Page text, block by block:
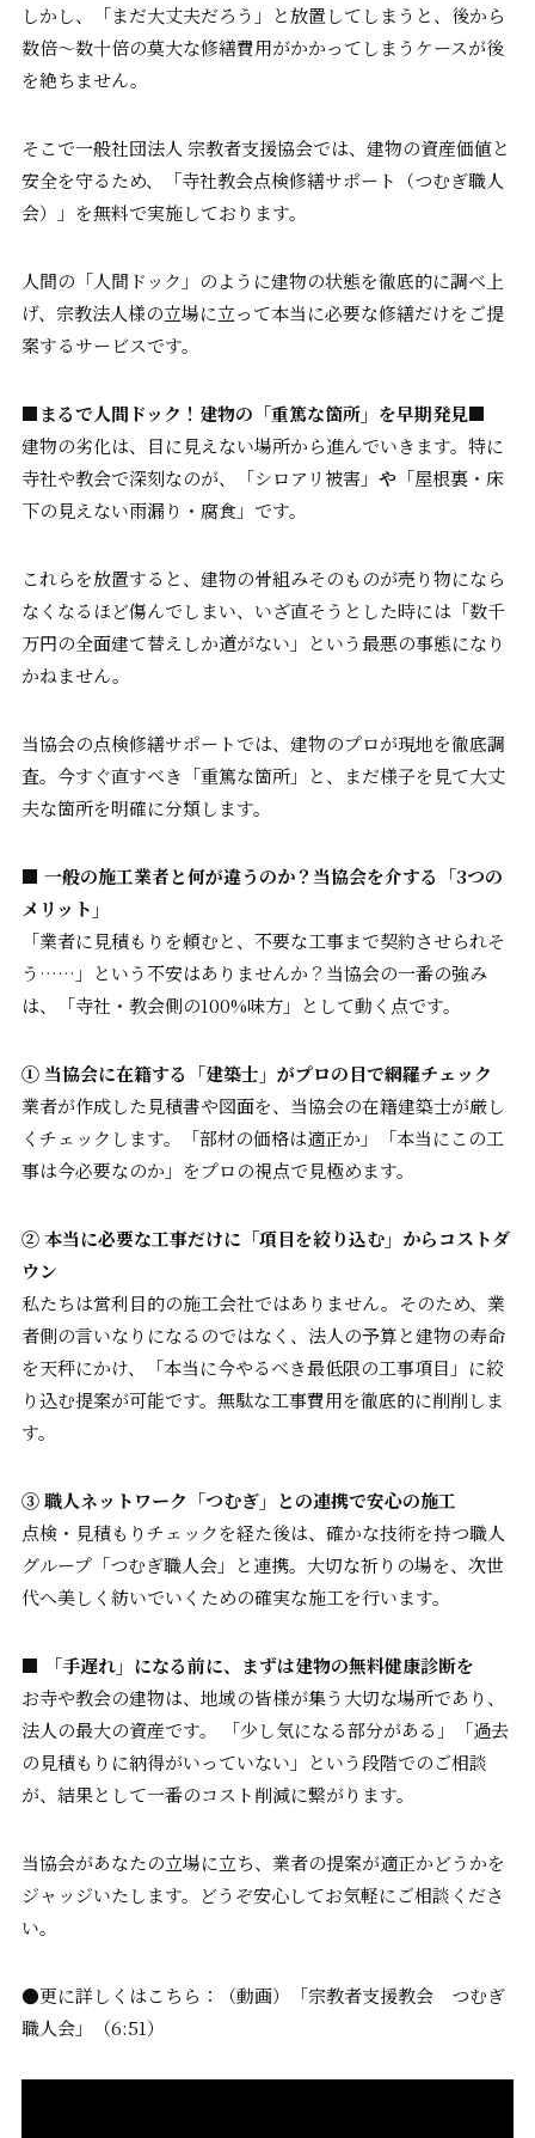
しかし、「まだ大丈夫だろう」と放置してしまうと、後から
数倍〜数十倍の莫大な修繕費用がかかってしまうケースが後
を絶ちません。
そこで一般社団法人 宗教者支援協会では、建物の資産価値と
安全を守るため、「寺社教会点検修繕サポート（つむぎ職人
会）」を無料で実施しております。
人間の「人間ドック」のように建物の状態を徹底的に調べ上
げ、宗教法人様の立場に立って本当に必要な修繕だけをご提
案するサービスです。
■まるで人間ドック！建物の「重篤な箇所」を早期発見■
建物の劣化は、目に見えない場所から進んでいきます。特に
寺社や教会で深刻なのが、「シロアリ被害」 や「屋根裏・床
下の見えない雨漏り・腐食」です。
これらを放置すると、建物の骨組みそのものが売り物になら
なくなるほど傷んでしまい、いざ直そうとした時には「数千
万円の全面建て替えしか道がない」という最悪の事態になり
かねません。
当協会の点検修繕サポートでは、建物のプロが現地を徹底調
査。今すぐ直すべき「重篤な箇所」と、まだ様子を見て大丈
夫な箇所を明確に分類します。
■ 一般の施工業者と何が違うのか？当協会を介する「3つの
メリット」
「業者に見積もりを頼むと、不要な工事まで契約させられそ
う……」という不安はありませんか？当協会の一番の強み
は、「寺社・教会側の100%味方」として動く点です。
① 当協会に在籍する「建築士」がプロの目で網羅チェック
業者が作成した見積書や図面を、当協会の在籍建築士が厳し
くチェックします。「部材の価格は適正か」「本当にこの工
事は今必要なのか」をプロの視点で見極めます。
② 本当に必要な工事だけに「項目を絞り込む」からコストダ
ウン
私たちは営利目的の施工会社ではありません。そのため、業
者側の言いなりになるのではなく、法人の予算と建物の寿命
を天秤にかけ、「本当に今やるべき最低限の工事項目」に絞
り込む提案が可能です。無駄な工事費用を徹底的に削削しま
す。
③ 職人ネットワーク「つむぎ」との連携で安心の施工
点検・見積もりチェックを経た後は、確かな技術を持つ職人
グループ「つむぎ職人会」と連携。大切な祈りの場を、次世
代へ美しく紡いでいくための確実な施工を行います。
■ 「手遅れ」になる前に、まずは建物の無料健康診断を
お寺や教会の建物は、地域の皆様が集う大切な場所であり、
法人の最大の資産です。 「少し気になる部分がある」「過去
の見積もりに納得がいっていない」という段階でのご相談
が、結果として一番のコスト削減に繋がります。
当協会があなたの立場に立ち、業者の提案が適正かどうかを
ジャッジいたします。どうぞ安心してお気軽にご相談くださ
い。
●更に詳しくはこちら：（動画）「宗教者支援教会 つむぎ
職人会」（6:51）